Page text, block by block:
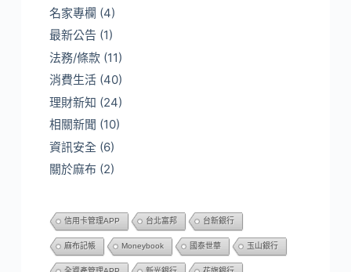
名家專欄 (4)
最新公告(1)
法務/條款(11)
消費生活(40)
理財新知 (24)
相關新聞 (10)
資訊安全(6)
關於麻布 (2)
信用卡管理APP 台北富邦 台新銀行
麻布記帳 Moneybook 國泰世華 玉山銀行